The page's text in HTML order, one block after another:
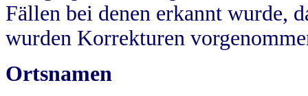
Fällen bei denen erkannt wurde,
wurden Korrekturen
Ortsnamen